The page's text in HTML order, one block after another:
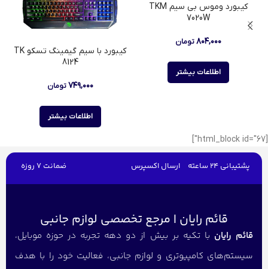
کیبورد وموس بی سیم TKM
7020W
۸۰۴,۰۰۰ تومان
اطلاعات بیشتر
کیبورد با سیم گیمینگ تسکو TK
8124
۷۴۹,۰۰۰ تومان
اطلاعات بیشتر
[html_block id="67"]
پشتیبانی 24 ساعته ارسال اکسپرس ضمانت 7 روزه
قائم رایان | مرجع تخصصی لوازم جانبی
قائم رایان با تکیه بر بیش از دو دهه تجربه در حوزه موبایل،
سیستم‌های کامپیوتری و لوازم جانبی، فعالیت خود را با هدف